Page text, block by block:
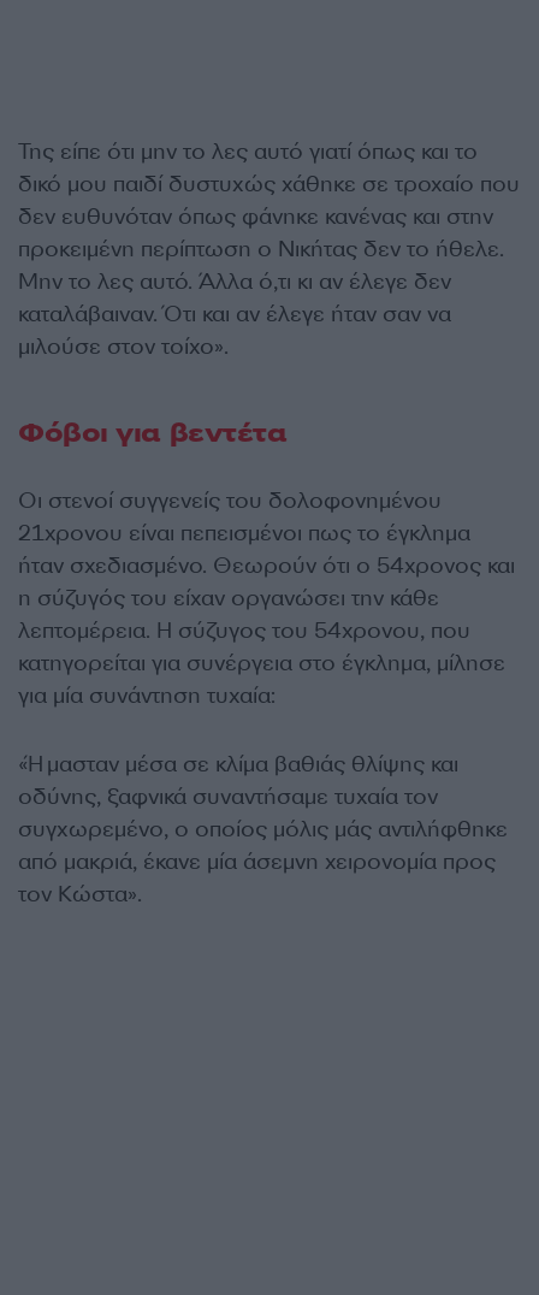
Της είπε ότι μην το λες αυτό γιατί όπως και το
δικό μου παιδί δυστυχώς χάθηκε σε τροχαίο που
δεν ευθυνόταν όπως φάνηκε κανένας και στην
προκειμένη περίπτωση ο Νικήτας δεν το ήθελε.
Μην το λες αυτό. Άλλα ό,τι κι αν έλεγε δεν
καταλάβαιναν. Ότι και αν έλεγε ήταν σαν να
μιλούσε στον τοίχο».
Φόβοι για βεντέτα
Οι στενοί συγγενείς του δολοφονημένου
21χρονου είναι πεπεισμένοι πως το έγκλημα
ήταν σχεδιασμένο. Θεωρούν ότι ο 54χρονος και
η σύζυγός του είχαν οργανώσει την κάθε
λεπτομέρεια. Η σύζυγος του 54χρονου, που
κατηγορείται για συνέργεια στο έγκλημα, μίλησε
για μία συνάντηση τυχαία:
«Ήμασταν μέσα σε κλίμα βαθιάς θλίψης και
οδύνης, ξαφνικά συναντήσαμε τυχαία τον
συγχωρεμένο, ο οποίος μόλις μάς αντιλήφθηκε
από μακριά, έκανε μία άσεμνη χειρονομία προς
τον Κώστα».